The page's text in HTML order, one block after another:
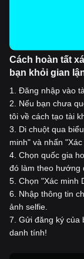
Cách hoàn tất
bạn khỏi gian
1
Đăng nhập vào
2
Nếu bạn chưa
tôi về cách tạo tài
3
Di chuột qua
minh" và nhấn "Xác
4 Chọn quốc gia
đó làm theo hướng
5 Chọn "Xác minh
6
Nhập thông tin
ảnh selfie.
7 Gửi đăng ký của
danh tính!